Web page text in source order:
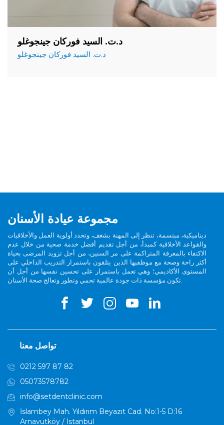
د.ت. السيد فوركان جينجوغلو
د.ت. السيد فوركان جينجوغلو
مجموعة عيادة الأسنان
ديناميكية، مبتسمة، تنظر إلى المهنة بشغف، وتحدد أولوية العمل والأخلاقيات
والقواعد الأخلاقية كمبدأ، من أجل تقديم أفضل خدمة صحية من خلال عدم
الاكتفاء بالمعرفة المتراكمة على مر السنين، من أجل تزويد المرضى بحياة
أكثر راحة وصحة مع موظفيها الذين يتلقون باستمرار التدريب الداخلي على
المستوى الأكاديمي؛ وهي تعمل باستمرار على تحسين نفسها من أجل أن
تواصل معنا
0212 597 87 82
05073578782
info@setdentclinic.com
İslambey Mah. Yıldırım Beyazıt Cad. No:1-5 D:16
Arnavutköy / İstanbul